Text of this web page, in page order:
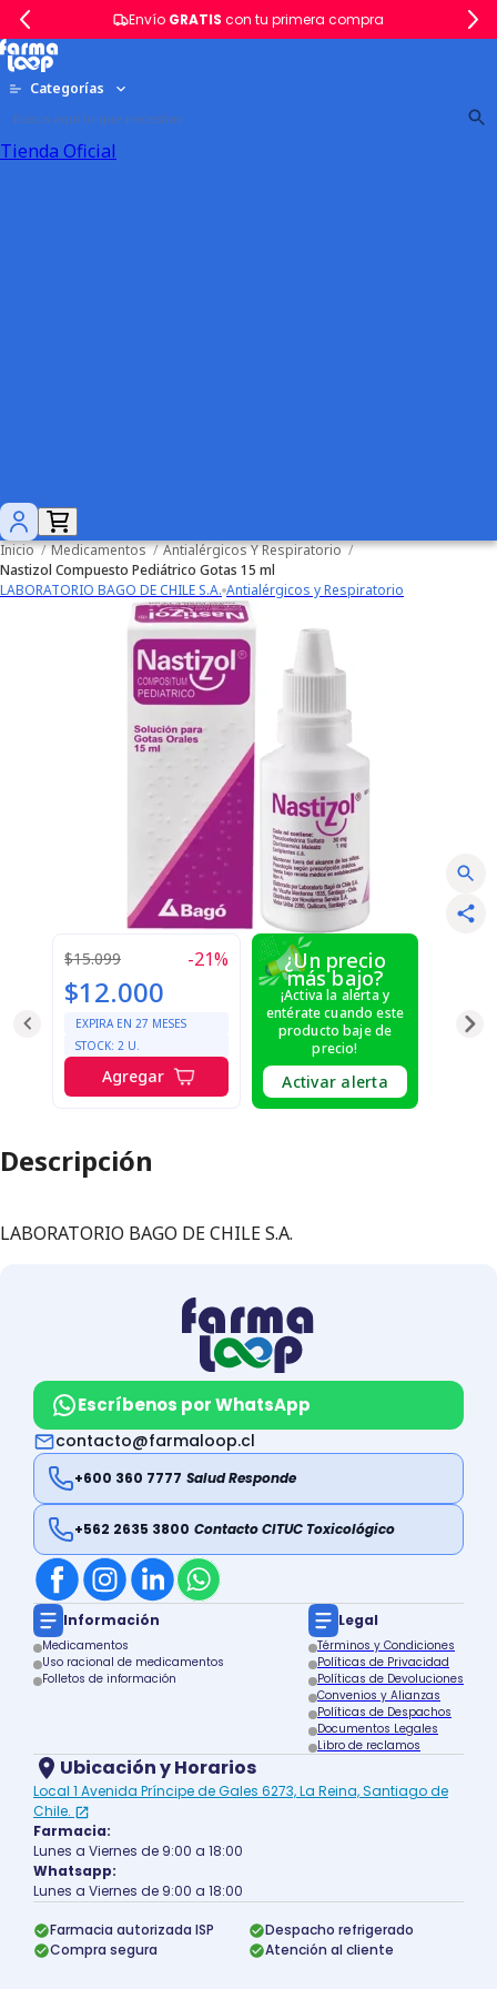
Envío GRATIS con tu primera compra
Categorías
Tienda Oficial
Inicio / Medicamentos / Antialérgicos Y Respiratorio /
Nastizol Compuesto Pediátrico Gotas 15 ml
LABORATORIO BAGO DE CHILE S.A. Antialérgicos y Respiratorio
$15.099 -21%
$12.000
EXPIRA EN 27 MESES
STOCK: 2 U.
Agregar
¿Un precio
más bajo?
¡Activa la alerta y
entérate cuando este
producto baje de
precio!
Activar alerta
Descripción
LABORATORIO BAGO DE CHILE S.A.
Escríbenos por WhatsApp
contacto@farmaloop.cl
+600 360 7777 Salud Responde
+562 2635 3800 Contacto CITUC Toxicológico
Información
Medicamentos
Uso racional de medicamentos
Folletos de información
Legal
Términos y Condiciones
Políticas de Privacidad
Políticas de Devoluciones
Convenios y Alianzas
Políticas de Despachos
Documentos Legales
Libro de reclamos
Ubicación y Horarios
Local 1 Avenida Príncipe de Gales 6273, La Reina, Santiago de
Chile.
Farmacia:
Lunes a Viernes de 9:00 a 18:00
Whatsapp:
Lunes a Viernes de 9:00 a 18:00
Farmacia autorizada ISP
Despacho refrigerado
Compra segura
Atención al cliente